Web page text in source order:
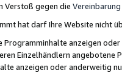
Verstoß gegen die Vereinbarung
hat darf Ihre Website nicht
Programminhalte anzeigen
Einzelhändlern
anzeigen oder anderweitig